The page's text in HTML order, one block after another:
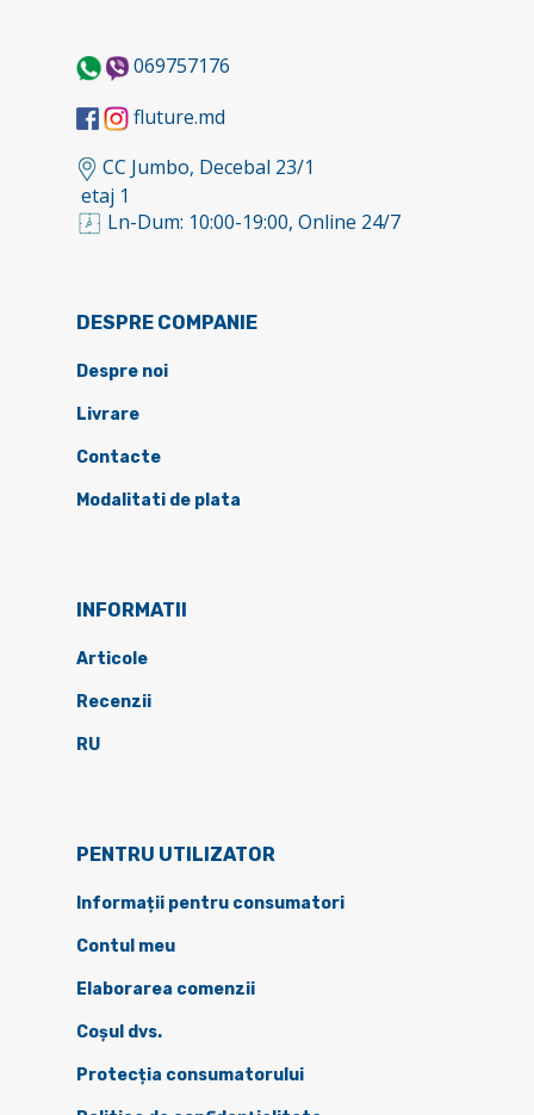
069757176
fluture.md
CC Jumbo, Decebal 23/1
etaj 1
Ln-Dum: 10:00-19:00, Online 24/7
DESPRE COMPANIE
Despre noi
Livrare
Contacte
Modalitati de plata
INFORMATII
Articole
Recenzii
RU
PENTRU UTILIZATOR
Informații pentru consumatori
Contul meu
Elaborarea comenzii
Coșul dvs.
Protecția consumatorului